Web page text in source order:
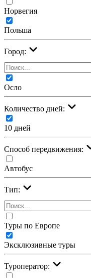
Норвегия
Польша
Город:
Осло
Количество дней:
10 дней
Cпособ передвижения:
Автобус
Тип:
Туры по Европе
Эксклюзивные туры
Туроператор: